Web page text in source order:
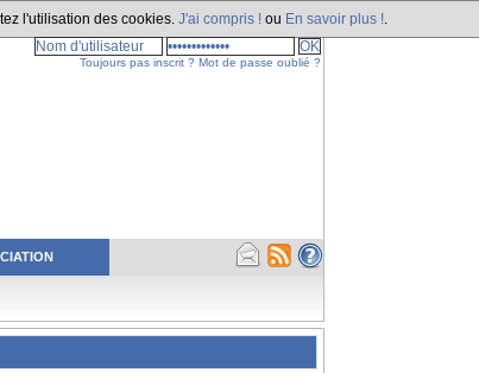
l'utilisation des cookies. J'ai compris ! ou En savoir plus !
Toujours pas inscrit ? Mot de passe oublié ?